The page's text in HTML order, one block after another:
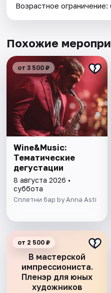
Возрастное ограничение:
Похожие
от 3 500 ₽
Wine&Music:
Тематические
дегустации
8 августа 2026 •
суббота
Сплетни бар by Anna Asti
В мастерской
импрессиониста.
Пленэр для юных
художников
от 2 500 ₽